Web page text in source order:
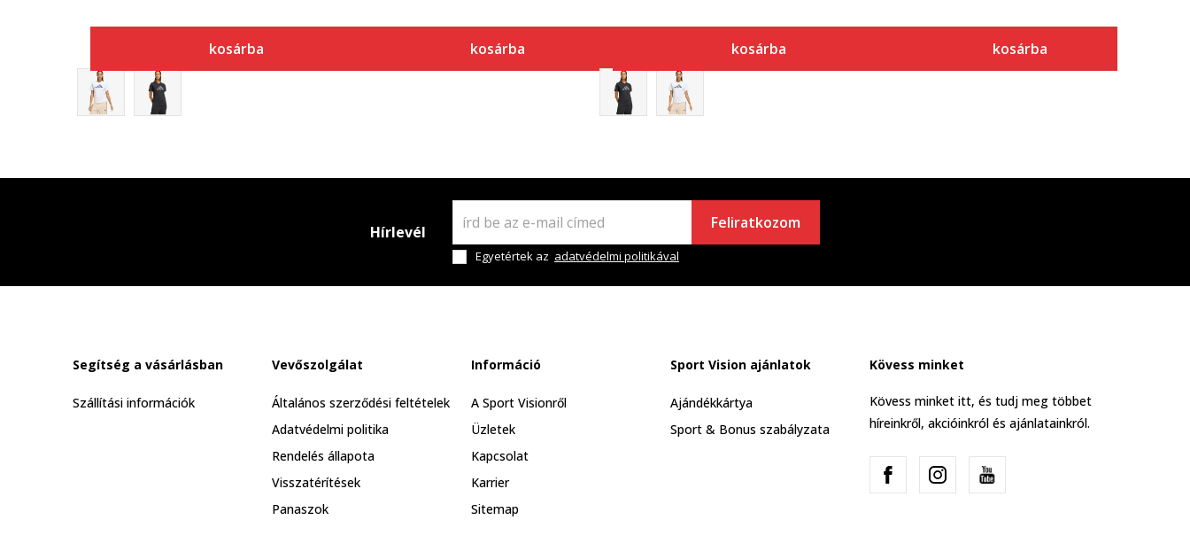
kosárba kosárba kosárba kosárba
Hírlevél Feliratkozom
Egyetértek az adatvédelmi politikával
Segítség a vásárlásban
Szállítási információk
Vevőszolgálat
Általános szerződési feltételek
Adatvédelmi politika
Rendelés állapota
Visszatérítések
Panaszok
Információ
A Sport Visionről
Üzletek
Kapcsolat
Karrier
Sitemap
Sport Vision ajánlatok
Ajándékkártya
Sport & Bonus szabályzata
Kövess minket
Kövess minket itt, és tudj meg többet
híreinkről, akcióinkról és ajánlatainkról.